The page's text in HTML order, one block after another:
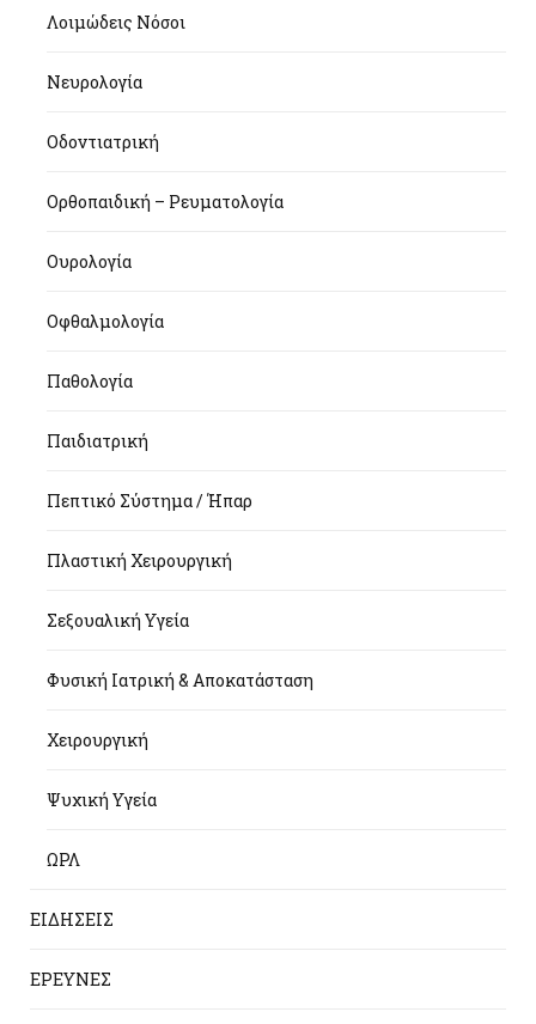
Λοιμώδεις Νόσοι
Νευρολογία
Οδοντιατρική
Ορθοπαιδική – Ρευματολογία
Ουρολογία
Οφθαλμολογία
Παθολογία
Παιδιατρική
Πεπτικό Σύστημα / Ήπαρ
Πλαστική Χειρουργική
Σεξουαλική Υγεία
Φυσική Ιατρική & Αποκατάσταση
Χειρουργική
Ψυχική Υγεία
ΩΡΛ
ΕΙΔΗΣΕΙΣ
ΕΡΕΥΝΕΣ